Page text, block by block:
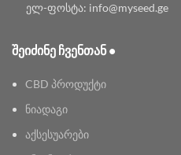
ელ-ფოსტა: info@myseed.ge
ᲨᲔᲘᲫᲘᲜᲔ ᲩᲕᲔᲜᲗᲐᲜ •
CBD პროდუქტი
ნიადაგი
აქსესუარები